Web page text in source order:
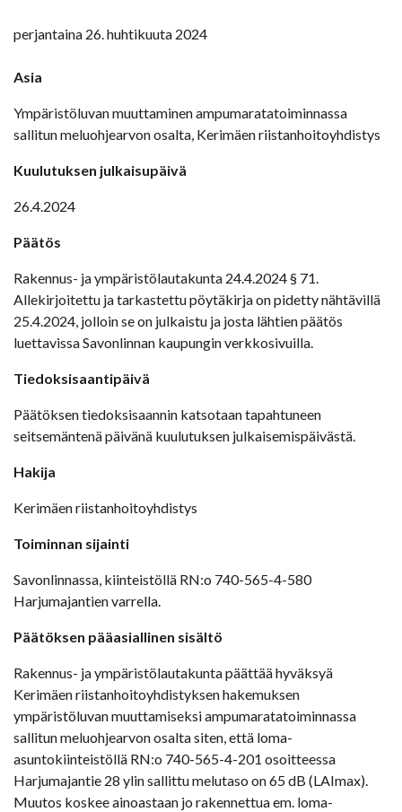
perjantaina 26. huhtikuuta 2024
Asia
Ympäristöluvan muuttaminen ampumaratatoiminnassa
sallitun meluohjearvon osalta, Kerimäen riistanhoitoyhdistys
Kuulutuksen julkaisupäivä
26.4.2024
Päätös
Rakennus- ja ympäristölautakunta 24.4.2024 § 71.
Allekirjoitettu ja tarkastettu pöytäkirja on pidetty nähtävillä
25.4.2024, jolloin se on julkaistu ja josta lähtien päätös
luettavissa Savonlinnan kaupungin verkkosivuilla.
Tiedoksisaantipäivä
Päätöksen tiedoksisaannin katsotaan tapahtuneen
seitsemäntenä päivänä kuulutuksen julkaisemispäivästä.
Hakija
Kerimäen riistanhoitoyhdistys
Toiminnan sijainti
Savonlinnassa, kiinteistöllä RN:o 740-565-4-580
Harjumajantien varrella.
Päätöksen pääasiallinen sisältö
Rakennus- ja ympäristölautakunta päättää hyväksyä
Kerimäen riistanhoitoyhdistyksen hakemuksen
ympäristöluvan muuttamiseksi ampumaratatoiminnassa
sallitun meluohjearvon osalta siten, että loma-
asuntokiinteistöllä RN:o 740-565-4-201 osoitteessa
Harjumajantie 28 ylin sallittu melutaso on 65 dB (LAImax).
Muutos koskee ainoastaan jo rakennettua em. loma-